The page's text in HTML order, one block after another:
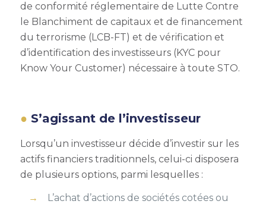
de conformité réglementaire de Lutte Contre
le Blanchiment de capitaux et de financement
du terrorisme (LCB-FT) et de vérification et
d’identification des investisseurs (KYC pour
Know Your Customer) nécessaire à toute STO.
S’agissant de l’investisseur
Lorsqu’un investisseur décide d’investir sur les
actifs financiers traditionnels, celui-ci disposera
de plusieurs options, parmi lesquelles :
L’achat d’actions de sociétés cotées ou